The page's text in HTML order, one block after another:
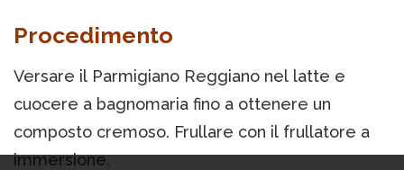
Procedimento
Versare il Parmigiano Reggiano nel latte e
cuocere a bagnomaria fino a ottenere un
composto cremoso. Frullare con il frullatore a
immersione.